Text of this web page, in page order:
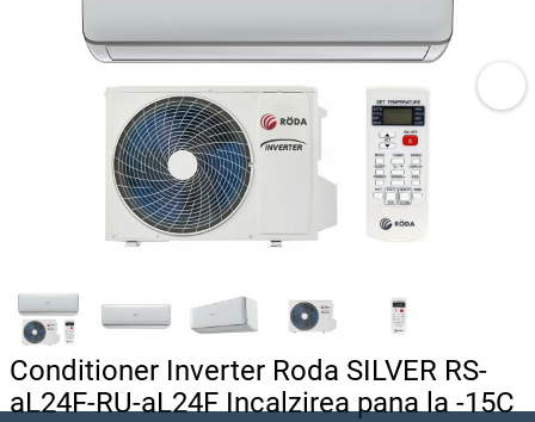
Conditioner Inverter Roda SILVER RS-
aL24F-RU-aL24F Incalzirea pana la -15C